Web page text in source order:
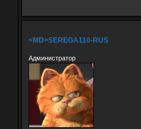
<MD>SEREGA110-RUS
Администратор